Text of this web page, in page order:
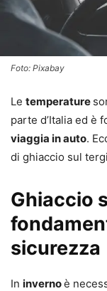
Foto: Pixabay
Le temperature
parte d’Italia ed è
viaggia in auto.
di ghiaccio sul
Ghiaccio
sicurezza
In invernoè